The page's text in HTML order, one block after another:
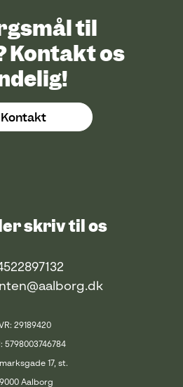
til
Kontakt os
Kontakt
skriv til os
29189420
5798003746784
17, st.
9000 Aalborg